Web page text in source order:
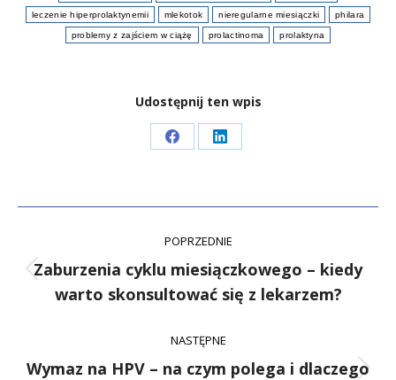
leczenie hiperprolaktynemii mlekotok nieregularne miesiączki philara
problemy z zajściem w ciążę prolactinoma prolaktyna
Udostępnij ten wpis
POPRZEDNIE
Zaburzenia cyklu miesiączkowego – kiedy
warto skonsultować się z lekarzem?
NASTĘPNE
Wymaz na HPV – na czym polega i dlaczego